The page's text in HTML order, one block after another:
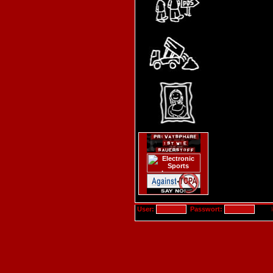
User: Passwort: